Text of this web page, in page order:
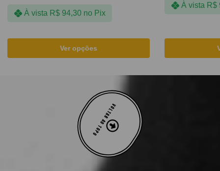
À vista R$94,30 no Pix
Ver opções
À vista R$
VOLTAR AO TOPO